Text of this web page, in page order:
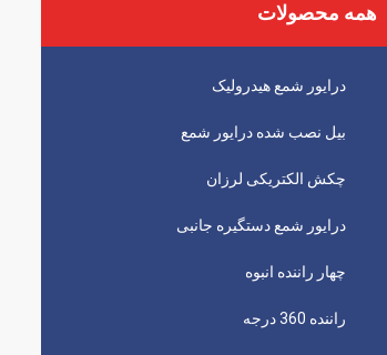
همه محصولات
درایور شمع هیدرولیک
بیل نصب شده درایور شمع
چکش الکتریکی لرزان
درایور شمع دستگیره جانبی
چهار راننده انبوه
راننده 360 درجه